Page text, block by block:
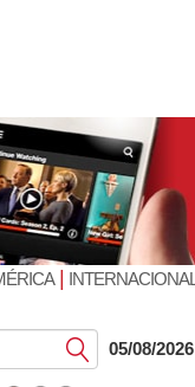
| INTERNACIONAL
Submit05/08/2026